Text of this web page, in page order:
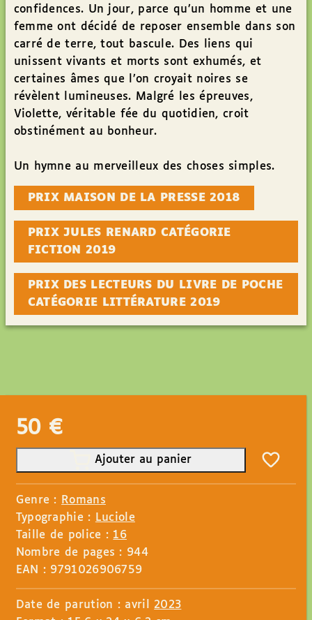
confidences. Un jour, parce qu’un homme et une
femme ont décidé de reposer ensemble dans son
carré de terre, tout bascule. Des liens qui
unissent vivants et morts sont exhumés, et
certaines âmes que l’on croyait noires se
révèlent lumineuses. Malgré les épreuves,
Violette, véritable fée du quotidien, croit
obstinément au bonheur.
Un hymne au merveilleux des choses simples.
PRIX MAISON DE LA PRESSE 2018
PRIX JULES RENARD CATÉGORIE
FICTION 2019
PRIX DES LECTEURS DU LIVRE DE POCHE
CATÉGORIE LITTÉRATURE 2019
50 €
Ajouter au panier
Genre : Romans
Typographie : Luciole
Taille de police : 16
Nombre de pages : 944
EAN : 9791026906759
Date de parution : avril 2023